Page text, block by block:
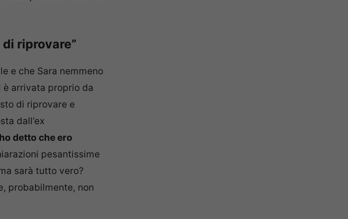
riprovare”
e che Sara nemmeno
arrivata proprio da
di riprovare e
dall’ex
detto che ero
pesantissime
sarà tutto vero?
probabilmente, non